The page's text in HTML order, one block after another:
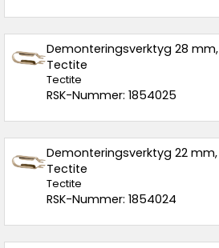
Demonteringsverktyg 28 mm,
Tectite
Tectite
RSK-Nummer: 1854025
Demonteringsverktyg 22 mm,
Tectite
Tectite
RSK-Nummer: 1854024